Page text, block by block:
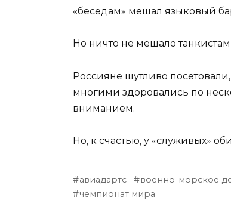
«беседам» мешал языковый
Но ничто не мешало
Россияне шутливо
многими здоровались по
вниманием.
Но, к счастью, у «служивых»
авиадартс военно-морское
чемпионат мира